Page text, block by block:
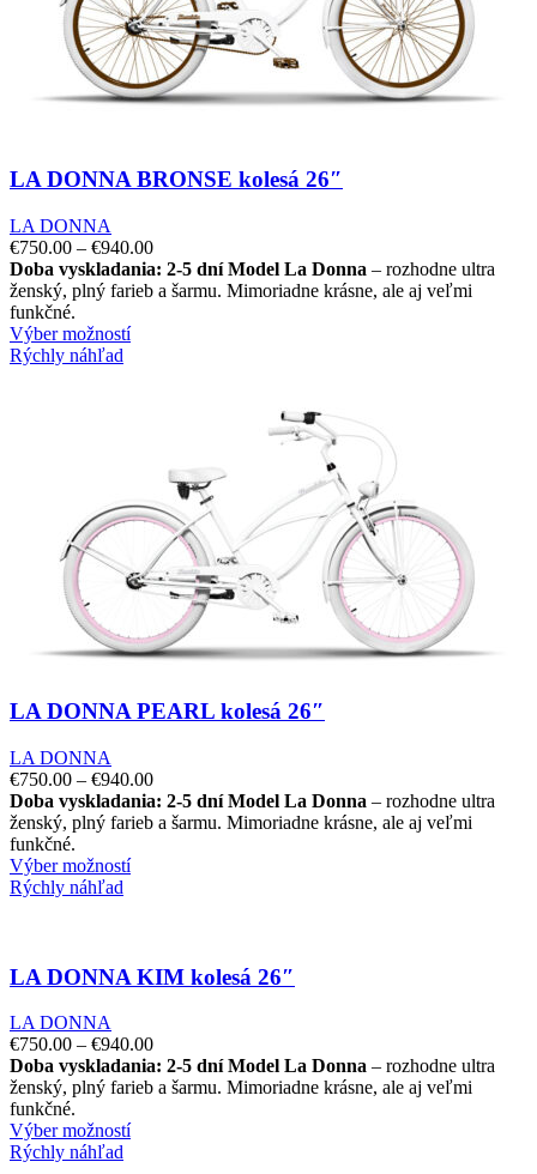
LA DONNA BRONSE kolesá 26″
LA DONNA
€750.00 – €940.00
Doba vyskladania: 2-5 dní Model La Donna – rozhodne ultra
ženský, plný farieb a šarmu. Mimoriadne krásne, ale aj veľmi
funkčné.
Výber možností
Rýchly náhľad
LA DONNA PEARL kolesá 26″
LA DONNA
€750.00 – €940.00
Doba vyskladania: 2-5 dní Model La Donna – rozhodne ultra
ženský, plný farieb a šarmu. Mimoriadne krásne, ale aj veľmi
funkčné.
Výber možností
Rýchly náhľad
LA DONNA KIM kolesá 26″
LA DONNA
€750.00 – €940.00
Doba vyskladania: 2-5 dní Model La Donna – rozhodne ultra
ženský, plný farieb a šarmu. Mimoriadne krásne, ale aj veľmi
funkčné.
Výber možností
Rýchly náhľad